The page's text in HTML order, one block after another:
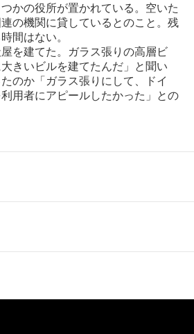
かの役所が置かれている。空いた
の機関に貸しているとのこと。残
間はない。
を建てた。ガラス張りの高層ビ
きいビルを建てたんだ」と聞い
のか「ガラス張りにして、ドイ
用者にアピールしたかった」との